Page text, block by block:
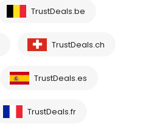
TrustDeals.be
TrustDeals.ch
TrustDeals.es
TrustDeals.fr